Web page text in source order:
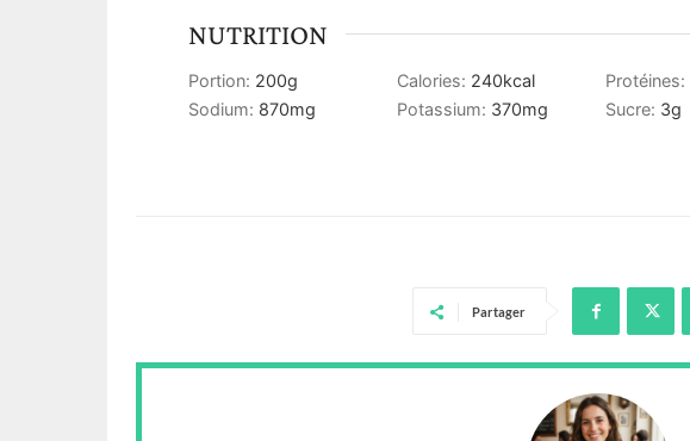
NUTRITION
Portion: 200g Calories: 240kcal Protéines:
Sodium: 870mg Potassium: 370mg Sucre: 3g
Partager